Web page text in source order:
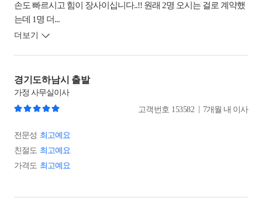
손도 빠르시고 힘이 장사이십니다..!! 원래 2명 오시는 걸로 계약했
는데 1명 더...
더보기
경기도하남시 출발
가정 사무실이사
고객번호 153582 7개월 내 이사
전문성 최고예요
친절도 최고예요
가격도 최고예요